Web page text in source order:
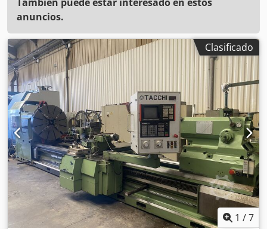
anuncios.
Clasificado
1 /7